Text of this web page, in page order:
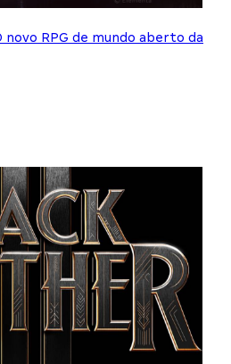
novo RPG de mundo aberto da